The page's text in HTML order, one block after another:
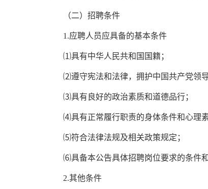
（二）招聘条件
1.应聘人员应具备的基本条件
⑴具有中华人民共和国国籍；
⑵遵守宪法和法律，拥护中国共产党领
⑶具有良好的政治素质和道德品行；
⑷具有正常履行职责的身体条件和心理素
⑸符合法律法规及相关政策规定；
⑹具备本公告具体招聘岗位要求的条件
2.其他条件